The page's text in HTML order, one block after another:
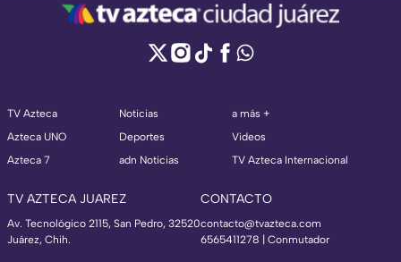
TV Azteca
Azteca UNO
Azteca 7
Noticias
Deportes
adn Noticias
a más +
Videos
TV Azteca Internacional
TV AZTECA JUAREZ
Av. Tecnológico 2115, San Pedro, 32520
Juárez, Chih.
CONTACTO
contacto@tvazteca.com
6565411278 | Conmutador